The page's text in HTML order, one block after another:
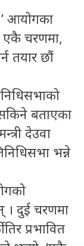
आयोगका
एकै चरणमा,
तयार छौं
बताएका
देउवा
भन्ने
। दुई चरणमा
प्रभावित